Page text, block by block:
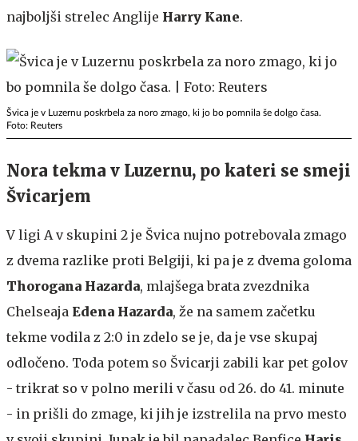
najboljši strelec Anglije Harry Kane.
Švica je v Luzernu poskrbela za noro zmago, ki jo bo pomnila še dolgo časa.
Foto: Reuters
Nora tekma v Luzernu, po kateri se smeji
Švicarjem
V ligi A v skupini 2 je Švica nujno potrebovala zmago
z dvema razlike proti Belgiji, ki pa je z dvema goloma
Thorogana Hazarda, mlajšega brata zvezdnika
Chelseaja Edena Hazarda, že na samem začetku
tekme vodila z 2:0 in zdelo se je, da je vse skupaj
odločeno. Toda potem so Švicarji zabili kar pet golov
- trikrat so v polno merili v času od 26. do 41. minute
- in prišli do zmage, ki jih je izstrelila na prvo mesto